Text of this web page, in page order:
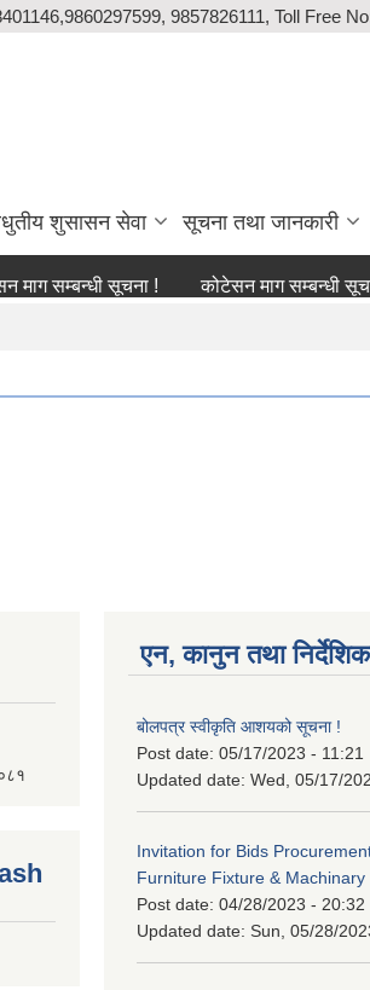
9857826111, Toll Free
शुसासन सेवा सूचना तथा जानकारी
सूचना ! कोटेसन माग सम्बन्धी सूचना !
एन, कानुन तथा
बोलपत्र स्वीकृति आशयको सूचना !
Post date: 05/17/2023 - 11:21
Updated date: Wed, 05/17/
Invitation for Bids
Furniture Fixture & Machinary
Post date: 04/28/2023 - 20:32
Updated date: Sun, 05/28/